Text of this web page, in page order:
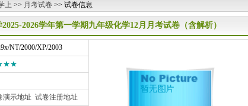
上 >> 月考试卷 >> 试卷信息
2026学年第一学期九年级化学12月月考试卷（含解析）
NT/2000/XP/2003
演示地址 试卷注册地址